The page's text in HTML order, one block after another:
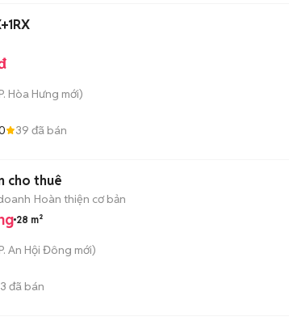
P. Hòa Hưng mới)
39 đã bán
cho thuê
Hoàn thiện cơ bản
28 m²
P. An Hội Đông mới)
3 đã bán